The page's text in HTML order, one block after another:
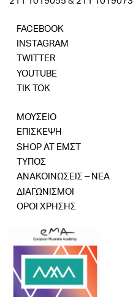
FACEBOOK
INSTAGRAM
TWITTER
YOUTUBE
TIK TOK
ΜΟΥΣΕΙΟ
ΕΠΙΣΚΕΨΗ
SHOP AT ΕΜΣΤ
ΤΥΠΟΣ
ΑΝΑΚΟΙΝΩΣΕΙΣ – ΝΕΑ
ΔΙΑΓΩΝΙΣΜΟΙ
ΟΡΟΙ ΧΡΗΣΗΣ